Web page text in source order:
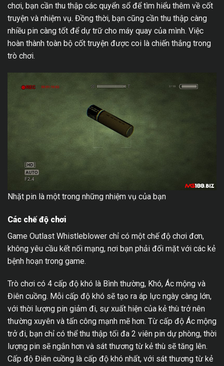
chơi, bạn cần thu thập các quyển sổ để tìm hiểu thêm về cốt
truyện và nhiệm vụ. Đồng thời, bạn cũng cần thu thập càng
nhiều pin càng tốt để dự trữ cho máy quay của mình. Việc
hoàn thành toàn bộ cốt truyện được coi là chiến thắng trong
trò chơi.
Nhặt pin là một trong những nhiệm vụ của bạn
Các chế độ chơi
Game Outlast Whistleblower chỉ có một chế độ chơi đơn,
không yêu cầu kết nối mạng, nơi bạn phải đối mặt với các kẻ
bệnh hoạn trong game.
Trò chơi có 4 cấp độ khó là Bình thường, Khó, Ác mộng và
Điên cuồng. Mỗi cấp độ khó sẽ tạo ra áp lực ngày càng lớn,
với thời lượng pin giảm đi, sự xuất hiện của kẻ thù trở nên
thường xuyên và tấn công mạnh mẽ hơn. Từ cấp độ Ác mộng
trở đi, bạn chỉ có thể thu thập tối đa 2 viên pin dự phòng, thời
lượng pin sẽ ngắn hơn và sát thương từ kẻ thù sẽ tăng lên.
Cấp độ Điên cuồng là cấp độ khó nhất, với sát thương từ kẻ